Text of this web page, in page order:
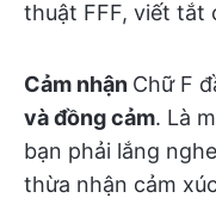
thuật FFF, viết tắt
Cảm nhận Chữ F
và đồng cảm. Là
bạn phải lắng
thừa nhận cảm